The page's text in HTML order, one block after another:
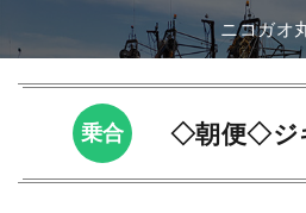
ニコガオ
乗合 ◇朝便◇ジ